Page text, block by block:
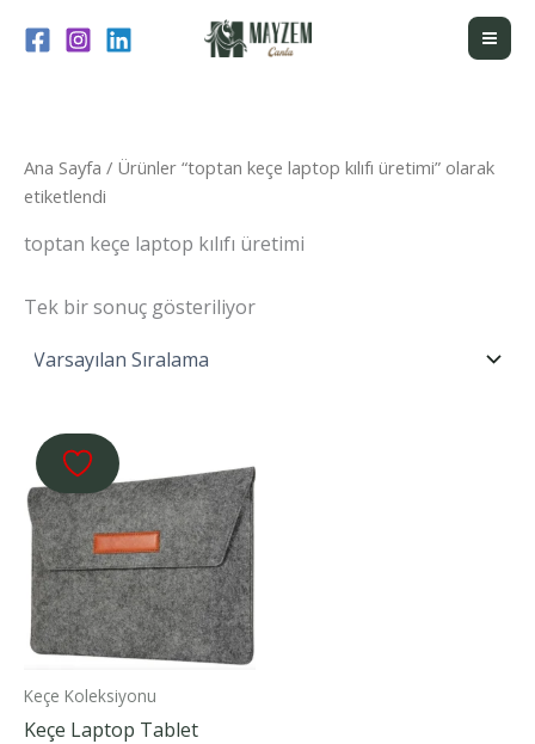
atla
Ana Sayfa / Ürünler “toptan keçe laptop kılıfı üretimi” olarak
etiketlendi
toptan keçe laptop kılıfı üretimi
Tek bir sonuç gösteriliyor
Keçe Koleksiyonu
Keçe Laptop Tablet